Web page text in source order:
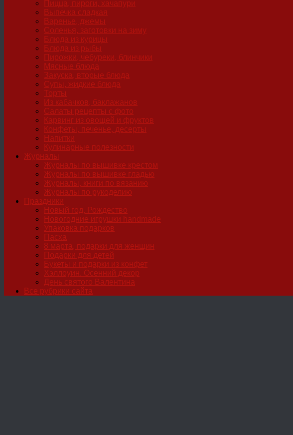
Пицца, пироги, хачапури
Выпечка сладкая
Варенье, джемы
Соленья, заготовки на зиму
Блюда из курицы
Блюда из рыбы
Пирожки, чебуреки, блинчики
Мясные блюда
Закуска, вторые блюда
Супы, жидкие блюда
Торты
Из кабачков, баклажанов
Салаты рецепты с фото
Карвинг из овощей и фруктов
Конфеты, печенье, десерты
Напитки
Кулинарные полезности
Журналы
Журналы по вышивке крестом
Журналы по вышивке гладью
Журналы, книги по вязанию
Журналы по рукоделию
Праздники
Новый год, Рождество
Новогодние игрушки handmade
Упаковка подарков
Пасха
8 марта, подарки для женщин
Подарки для детей
Букеты и подарки из конфет
Хэллоуин. Осенний декор
День святого Валентина
Все рубрики сайта